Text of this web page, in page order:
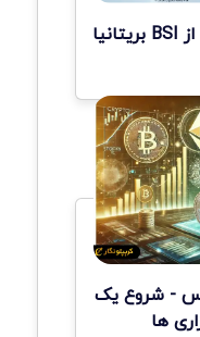
گواهینامه ISO BNB Chain از BSI بریتانیا
- شروع یک
ها